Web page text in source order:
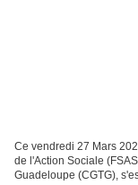
Ce vendredi 27 Mars
de l'Action Sociale
Guadeloupe (CGTG),